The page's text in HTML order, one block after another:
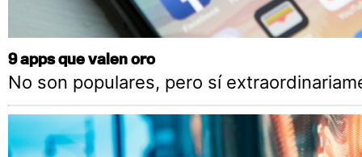
9 apps que valen oro
No son populares, pero sí